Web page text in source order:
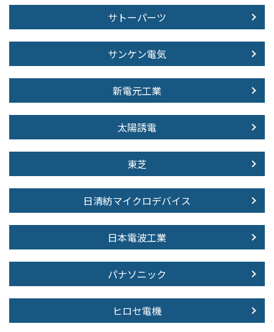
サトーパーツ
サンケン電気
新電元工業
太陽誘電
東芝
日清紡マイクロデバイス
日本電波工業
パナソニック
ヒロセ電機